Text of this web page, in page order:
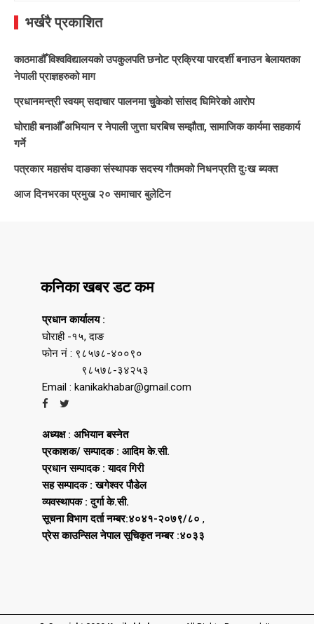
भर्खरै प्रकाशित
काठमाडौँ विश्वविद्यालयको उपकुलपति छनोट प्रक्रिया पारदर्शी बनाउन बेलायतका
नेपाली प्राज्ञहरुको माग
प्रधानमन्त्री स्वयम् सदाचार पालनमा चुुकेको सांसद घिमिरेको आरोप
घोराही बनाऔँ अभियान र नेपाली जुत्ता घरबिच सम्झौता, सामाजिक कार्यमा सहकार्य
गर्ने
पत्रकार महासंघ दाङका संस्थापक सदस्य गौतमको निधनप्रति दुःख ब्यक्त
आज दिनभरका प्रमुख २० समाचार बुलेटिन
कनिका खबर डट कम
प्रधान कार्यालय :
घोराही -१५, दाङ
फोन नं : ९८५७८-४००९०
९८५७८-३४२५३
Email : kanikakhabar@gmail.com
अध्यक्ष : अभियान बस्नेत
प्रकाशक/ सम्पादक : आदिम के.सी.
प्रधान सम्पादक : यादव गिरी
सह सम्पादक : खगेश्वर पौडेल
व्यवस्थापक : दुर्गा के.सी.
सूचना विभाग दर्ता नम्बर:४०४१-२०७९/८० ,
प्रेस काउन्सिल नेपाल सूचिकृत नम्बर :४०३३